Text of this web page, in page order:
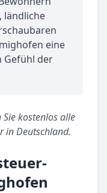
ländliche
eine
Gefühl der
kostenlos alle
in Deutschland.